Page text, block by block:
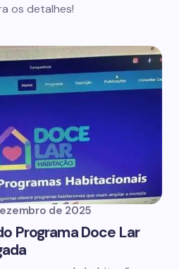
os detalhes!
de 2025
Programa Doce Lar